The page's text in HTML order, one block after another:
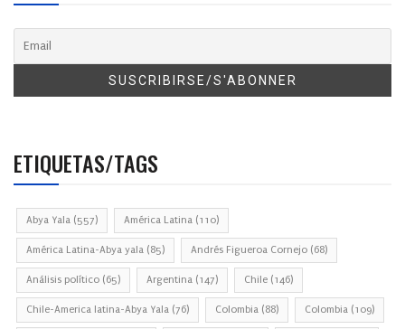
ETIQUETAS/TAGS
Abya Yala (557) América Latina (110)
América Latina-Abya yala (85) Andrés Figueroa Cornejo (68)
Análisis político (65) Argentina (147) Chile (146)
Chile-America latina-Abya Yala (76) Colombia (88) Colombia (109)